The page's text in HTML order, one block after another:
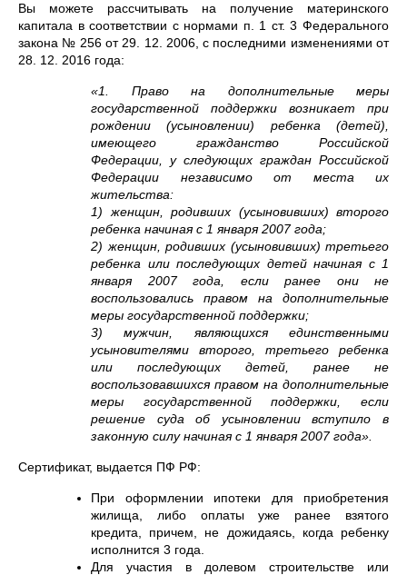
Вы можете рассчитывать на получение материнского
капитала в соответствии с нормами п. 1 ст. 3 Федерального
закона № 256 от 29. 12. 2006, с последними изменениями от
28. 12. 2016 года:
«1. Право на дополнительные меры
государственной поддержки возникает при
рождении (усыновлении) ребенка (детей),
имеющего гражданство Российской
Федерации, у следующих граждан Российской
Федерации независимо от места их
жительства:
1) женщин, родивших (усыновивших) второго
ребенка начиная с 1 января 2007 года;
2) женщин, родивших (усыновивших) третьего
ребенка или последующих детей начиная с 1
января 2007 года, если ранее они не
воспользовались правом на дополнительные
меры государственной поддержки;
3) мужчин, являющихся единственными
усыновителями второго, третьего ребенка
или последующих детей, ранее не
воспользовавшихся правом на дополнительные
меры государственной поддержки, если
решение суда об усыновлении вступило в
законную силу начиная с 1 января 2007 года».
Сертификат, выдается ПФ РФ:
При оформлении ипотеки для приобретения
жилища, либо оплаты уже ранее взятого
кредита, причем, не дожидаясь, когда ребенку
исполнится 3 года.
Для участия в долевом строительстве или